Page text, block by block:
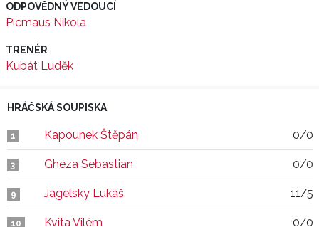
ODPOVĚDNÝ VEDOUCÍ
Picmaus Nikola
TRENÉR
Kubát Luděk
HRÁČSKÁ SOUPISKA
1 Kapounek Štěpán 0/0
3 Gheza Sebastian 0/0
9 Jagelsky Lukáš 11/5
10 Kvita Vilém 0/0